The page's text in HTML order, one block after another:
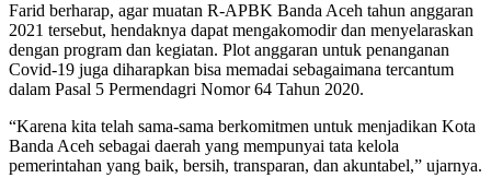
Farid berharap, agar muatan R-APBK Banda Aceh tahun anggaran
2021 tersebut, hendaknya dapat mengakomodir dan menyelaraskan
dengan program dan kegiatan. Plot anggaran untuk penanganan
Covid-19 juga diharapkan bisa memadai sebagaimana tercantum
dalam Pasal 5 Permendagri Nomor 64 Tahun 2020.
“Karena kita telah sama-sama berkomitmen untuk menjadikan Kota
Banda Aceh sebagai daerah yang mempunyai tata kelola
pemerintahan yang baik, bersih, transparan, dan akuntabel,” ujarnya.